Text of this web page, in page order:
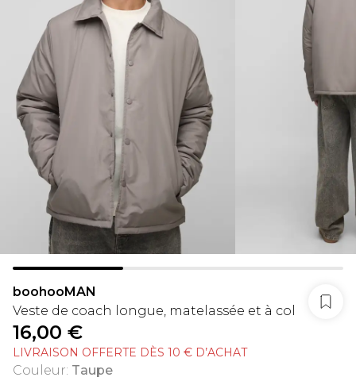
boohooMAN
Veste de coach longue, matelassée et à col
16,00 €
LIVRAISON OFFERTE DÈS 10 € D’ACHAT
Couleur: Taupe